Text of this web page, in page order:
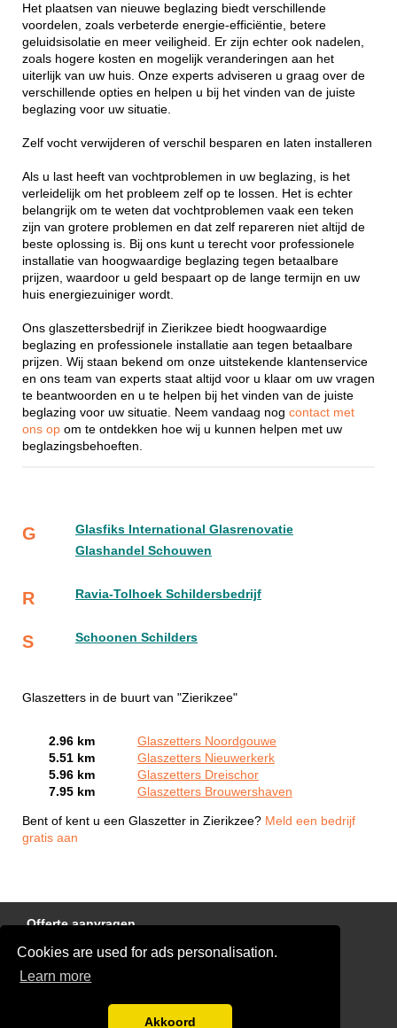
Cookies are used for ads personalisation.
Learn more
Akkoord
Het plaatsen van nieuwe beglazing biedt verschillende
voordelen, zoals verbeterde energie-efficiëntie, betere
geluidsisolatie en meer veiligheid. Er zijn echter ook nadelen,
zoals hogere kosten en mogelijk veranderingen aan het
uiterlijk van uw huis. Onze experts adviseren u graag over de
verschillende opties en helpen u bij het vinden van de juiste
beglazing voor uw situatie.
Zelf vocht verwijderen of verschil besparen en laten installeren
Als u last heeft van vochtproblemen in uw beglazing, is het
verleidelijk om het probleem zelf op te lossen. Het is echter
belangrijk om te weten dat vochtproblemen vaak een teken
zijn van grotere problemen en dat zelf repareren niet altijd de
beste oplossing is. Bij ons kunt u terecht voor professionele
installatie van hoogwaardige beglazing tegen betaalbare
prijzen, waardoor u geld bespaart op de lange termijn en uw
huis energiezuiniger wordt.
Ons glaszettersbedrijf in Zierikzee biedt hoogwaardige
beglazing en professionele installatie aan tegen betaalbare
prijzen. Wij staan bekend om onze uitstekende klantenservice
en ons team van experts staat altijd voor u klaar om uw vragen
te beantwoorden en u te helpen bij het vinden van de juiste
beglazing voor uw situatie. Neem vandaag nog contact met
ons op om te ontdekken hoe wij u kunnen helpen met uw
beglazingsbehoeften.
G
Glasfiks International Glasrenovatie
Glashandel Schouwen
R Ravia-Tolhoek Schildersbedrijf
S Schoonen Schilders
Glaszetters in de buurt van "Zierikzee"
2.96 km
Glaszetters Noordgouwe
5.51 km
Glaszetters Nieuwerkerk
5.96 km
Glaszetters Dreischor
7.95 km
Glaszetters Brouwershaven
Bent of kent u een Glaszetter in Zierikzee? Meld een bedrijf
gratis aan
Offerte aanvragen
Links
Disclaimer